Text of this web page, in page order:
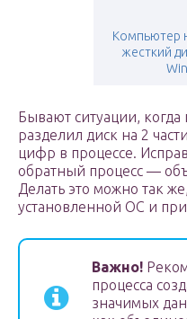
Компьютер
жесткий
Бывают ситуации,
разделил диск на 2
цифр в процессе.
обратный процесс —
Делать это можно так
установленной ОС и при
Важно!
процесса
значимых